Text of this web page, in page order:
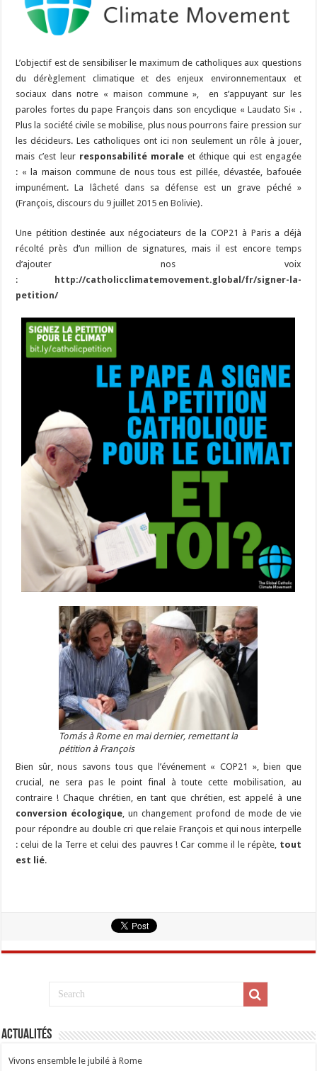
L’objectif est de sensibiliser le maximum de catholiques aux questions
du dérèglement climatique et des enjeux environnementaux et
sociaux dans notre « maison commune », en s’appuyant sur les
paroles fortes du pape François dans son encyclique « Laudato Si« .
Plus la société civile se mobilise, plus nous pourrons faire pression sur
les décideurs. Les catholiques ont ici non seulement un rôle à jouer,
mais c’est leur responsabilité moraleet éthique qui est engagée
: « la maison commune de nous tous est pillée, dévastée, bafouée
impunément. La lâcheté dans sa défense est un grave péché »
(François,discours du 9 juillet 2015 en Bolivie).
Une pétition destinée aux négociateurs de la COP21 à Paris a déjà
récolté près d’un million de signatures, mais il est encore temps
d’ajouter nos voix
: http://catholicclimatemovement.global/fr/signer-la-
petition/
Tomás à Rome en mai dernier, remettant la
pétition à François
Bien sûr, nous savons tous que l’événement « COP21 », bien que
crucial, ne sera pas le point final à toute cette mobilisation, au
contraire ! Chaque chrétien, en tant que chrétien, est appelé à une
conversion écologique , un changement profond de mode de vie
pour répondre au double cri que relaie François et qui nous interpelle
: celui de la Terre et celui des pauvres ! Car comme il le répète, tout
est lié.
Actualités
Vivons ensemble le jubilé à Rome